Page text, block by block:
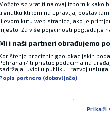
Možete se vratiti na ovaj izbornik kako
klikom na Upravljaj
lijevom kutu web stranice, ako je
mjesto. Za više pojedinosti pogledajte
Mi i naši partneri obrađujemo
Korištenje preciznih geolokacijskih
Pohrana i/ili pristup podacima na
sadržaja, uvidi u publiku i razvoj usluga.
Popis partnera (dobavljača)
Prikaži